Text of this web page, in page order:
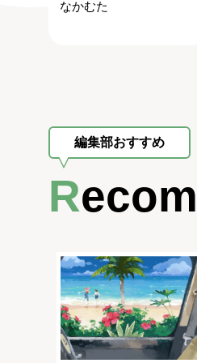
なかむた
編集部おすすめ